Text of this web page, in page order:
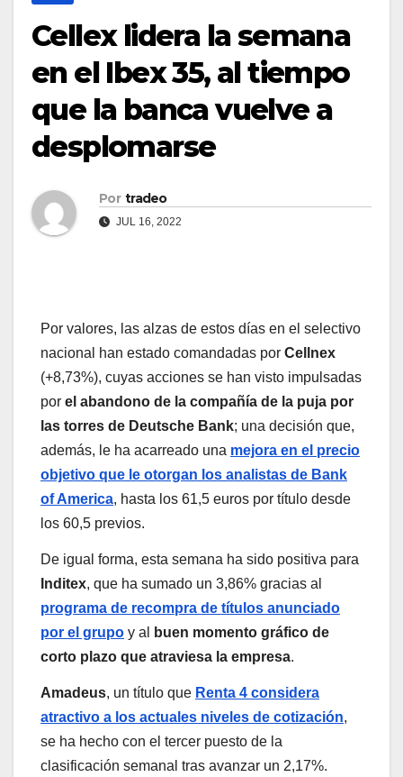
Cellex lidera la semana
en el Ibex 35, al tiempo
que la banca vuelve a
desplomarse
Por tradeo
JUL 16, 2022
Por valores, las alzas de estos días en el selectivo
nacional han estado comandadas por Cellnex
(+8,73%), cuyas acciones se han visto impulsadas
por el abandono de la compañía de la puja por
las torres de Deutsche Bank; una decisión que,
además, le ha acarreado una mejora en el precio
objetivo que le otorgan los analistas de Bank
of America, hasta los 61,5 euros por título desde
los 60,5 previos.
De igual forma, esta semana ha sido positiva para
Inditex, que ha sumado un 3,86% gracias al
programa de recompra de títulos anunciado
por el grupo y al
buen momento gráfico de
corto plazo que atraviesa la empresa.
Amadeus, un título que Renta 4 considera
atractivo a los actuales niveles de cotización,
se ha hecho con el tercer puesto de la
clasificación semanal tras avanzar un 2,17%.